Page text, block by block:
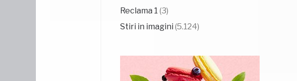
Reclama 1 (3)
Stiri in imagini (5.124)